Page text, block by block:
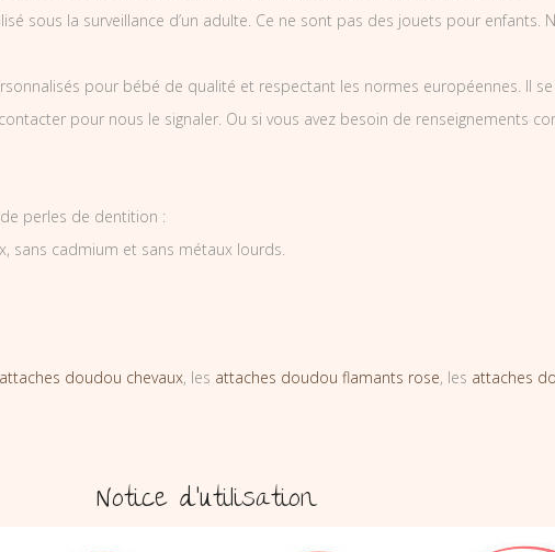
sous la surveillance d’un adulte. Ce ne sont pas des jouets pour enfants.
pour bébé de qualité et respectant les normes européennes. Il
pour nous le signaler. Ou si vous avez besoin de renseignements
perles de dentition :
sans cadmium et sans métaux lourds.
attaches doudou chevaux, les attaches doudou flamants rose, les attaches
Notice d’utilisation